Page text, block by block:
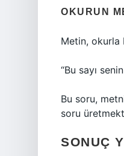
OKURUN
Metin, okurla
“Bu sayı
Bu soru,
soru
SONUÇ